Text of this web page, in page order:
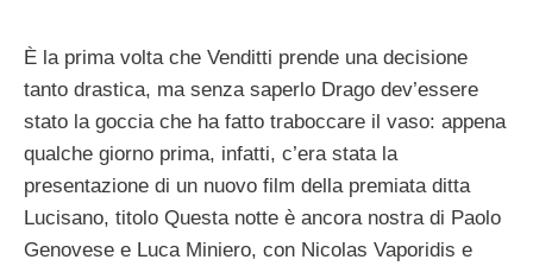
È la prima volta che Venditti prende una decisione
tanto drastica, ma senza saperlo Drago dev’essere
stato la goccia che ha fatto traboccare il vaso: appena
qualche giorno prima, infatti, c’era stata la
presentazione di un nuovo film della premiata ditta
Lucisano, titolo Questa notte è ancora nostra di Paolo
Genovese e Luca Miniero, con Nicolas Vaporidis e